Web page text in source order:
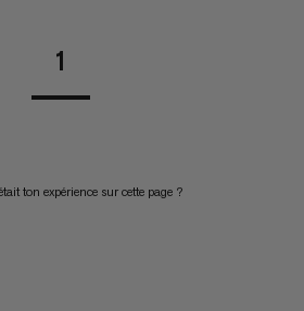
1
ton expérience sur cette page ?